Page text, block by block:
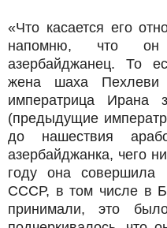
«Что касается его
напомню, что
азербайджанец. То
жена шаха Пехлеви
императрица
(предыдущие
до нашествия
азербайджанка, чего
году она совершила
СССР, в том числе в
принимали, это